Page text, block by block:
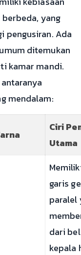
yang
pengusiran. Ada
ditemukan
kamar mandi.
mendalam:
Ciri
Utama
garis
paralel
dari
kepala